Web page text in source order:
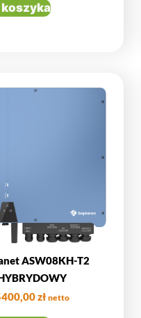
koszyka
ASW08KH-T2
zł netto